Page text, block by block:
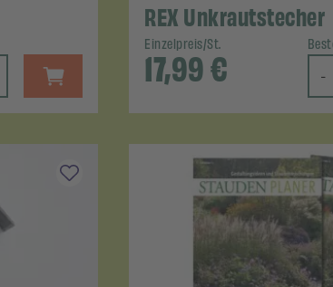
REX Unkrautstecher
Einzelpreis/St.
17,99€ -